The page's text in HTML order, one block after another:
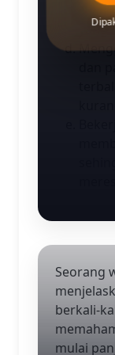
Seorang
berkali-
mulai